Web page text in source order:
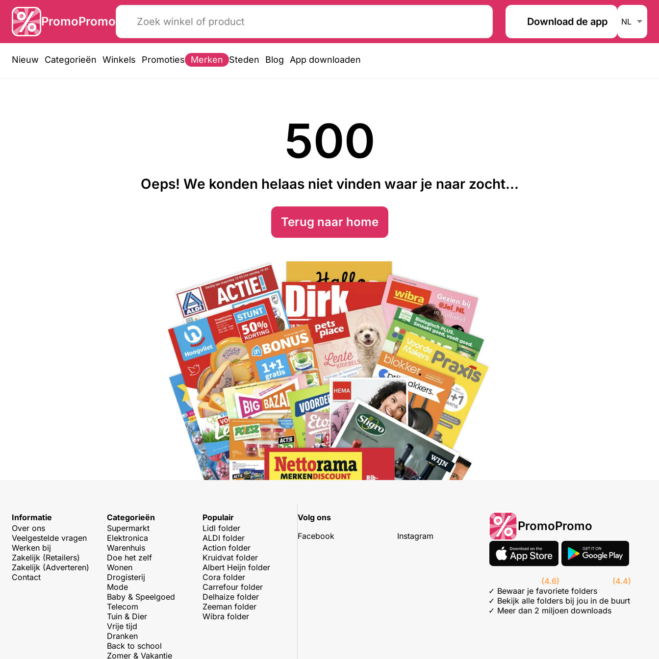
PromoPromo Download de app
Nieuw Categorieën Winkels Promoties Merken Steden Blog App downloaden
500
Oeps! We konden helaas niet vinden waar je naar zocht...
Terug naar home
Informatie
Over ons
Veelgestelde vragen
Werken bij
Zakelijk (Retailers)
Zakelijk (Adverteren)
Contact
Categorieën
Supermarkt
Elektronica
Warenhuis
Doe het zelf
Wonen
Drogisterij
Mode
Baby & Speelgoed
Telecom
Tuin & Dier
Vrije tijd
Dranken
Back to school
Zomer & Vakantie
Populair
Lidl folder
ALDI folder
Action folder
Kruidvat folder
Albert Heijn folder
Cora folder
Carrefour folder
Delhaize folder
Zeeman folder
Wibra folder
Volg ons
Facebook
Instagram
PromoPromo
(4.6)
(4.4)
✓ Bewaar je favoriete folders
✓ Bekijk alle folders bij jou in de buurt
✓ Meer dan 2 miljoen downloads